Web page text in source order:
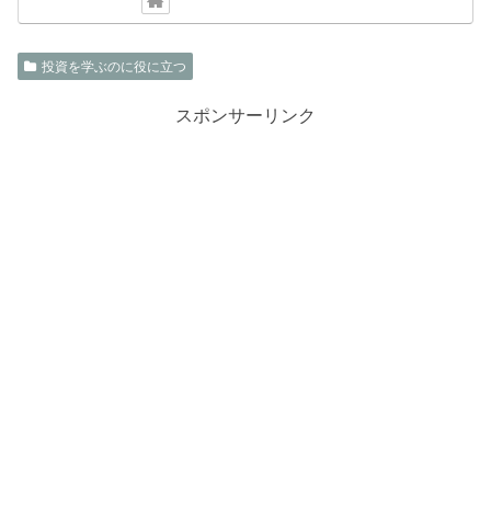
投資を学ぶのに役に立つ
スポンサーリンク